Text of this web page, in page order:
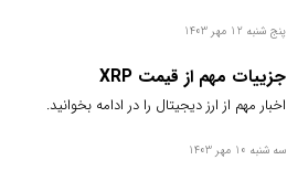
پنج شنبه 12 مهر 1403
جزییات مهم از قیمت XRP
اخبار مهم از ارز دیجیتال را در ادامه بخوانید.
سه شنبه 10 مهر 1403